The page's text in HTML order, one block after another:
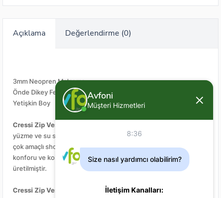
Açıklama Değerlendirme (0)
3mm Neopren Malzeme
Önde Dikey Fermuar
Yetişkin Boy
Cressi Zip Vest
yüzme ve su sporları için teknik bir mayo olarak kullanıma uygun
çok amaçlı shorty. Dış yüzeyi jarse kaplama, iç yüzeyi yüksek ısı
konforu ve kolay giyim sağlayan metalit kaplama neoprenden
üretilmiştir.
Cressi Zip Vest
sıfır kol kesimi sayesinde kolların hereketini
Avfoni
Müşteri Hizmetleri
8:36
Size nasıl yardımcı olabilirim?
İletişim Kanalları: